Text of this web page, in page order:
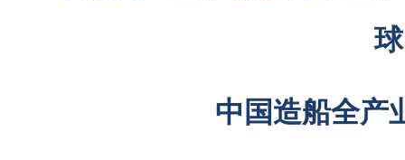
球
中国造船全产